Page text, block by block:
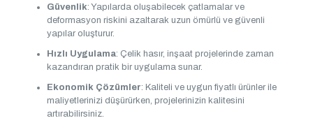
Güvenlik: Yapılarda oluşabilecek çatlamalar ve
deformasyon riskini azaltarak uzun ömürlü ve güvenli
yapılar oluşturur.
Hızlı Uygulama: Çelik hasır, inşaat projelerinde zaman
kazandıran pratik bir uygulama sunar.
Ekonomik Çözümler: Kaliteli ve uygun fiyatlı ürünler ile
maliyetlerinizi düşürürken, projelerinizin kalitesini
artırabilirsiniz.